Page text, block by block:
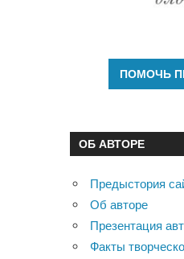
ОБ АВТОРЕ
Предыстория
Об авторе
Презентация
Факты